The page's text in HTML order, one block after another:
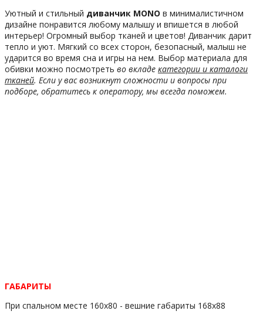
Уютный и стильный диванчик MONO в минималистичном
дизайне понравится любому малышу и впишется в любой
интерьер! Огромный выбор тканей и цветов! Диванчик дарит
тепло и уют. Мягкий со всех сторон, безопасный, малыш не
ударится во время сна и игры на нем. Выбор материала для
обивки можно посмотреть во вкладе категории и каталоги
тканей. Если у вас возникнут сложности и вопросы при
подборе, обратитесь к оператору, мы всегда поможем.
ГАБАРИТЫ
При спальном месте 160х80 - вешние габариты 168x88